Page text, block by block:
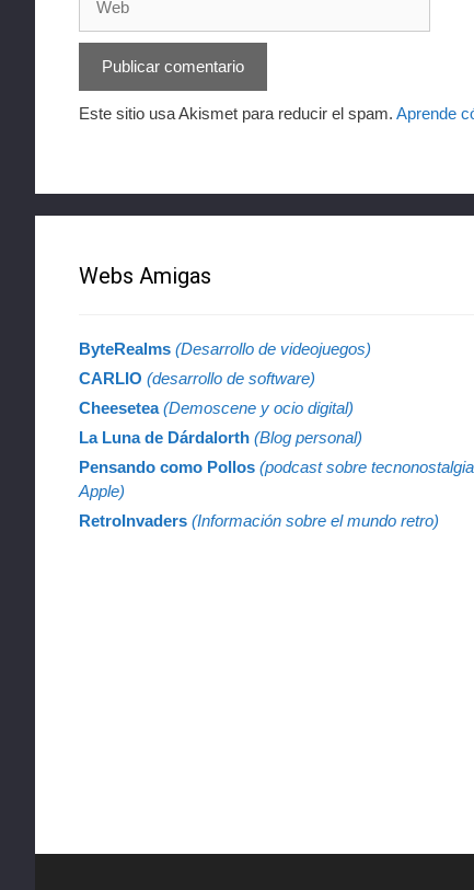
Este sitio usa Akismet para reducir el spam. Aprende
Webs Amigas
ByteRealms (Desarrollo de videojuegos)
CARLIO (desarrollo de software)
Cheesetea(Demoscene y ocio digital)
La Luna de Dárdalorth (Blog personal)
Pensando como Pollos (podcast sobre
Apple)
RetroInvaders (Información sobre el mundo retro)